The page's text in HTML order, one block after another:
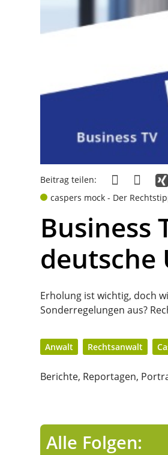
Beitrag teilen:
caspers mock - Der
Business
Erholung ist wichtig, doch
Sonderregelungen aus?
Anwalt Rechtsanwalt
Berichte, Reportagen,
Alle Folgen: